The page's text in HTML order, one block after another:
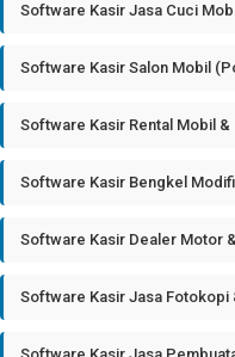
Software Kasir Jasa Cuci
Software Kasir Salon Mobil
Software Kasir Rental Mobil
Software Kasir Bengkel
Software Kasir Dealer Motor
Software Kasir Jasa Fotokopi